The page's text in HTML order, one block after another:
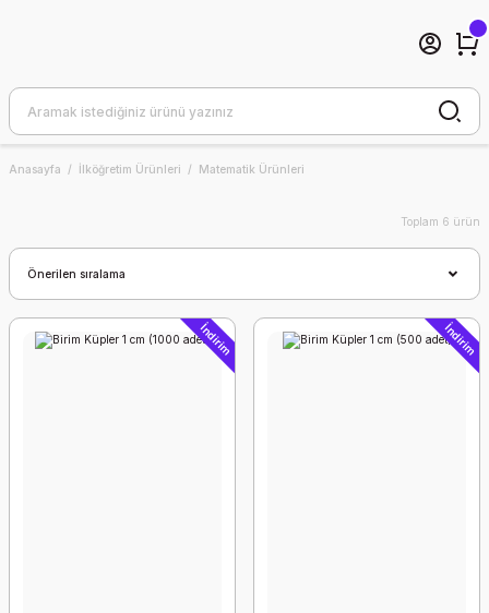
Anasayfa İlköğretim Ürünleri Matematik Ürünleri
Toplam 6 ürün
İndirim İndirim